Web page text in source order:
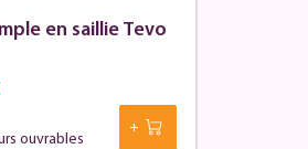
en saillie Tevo
ouvrables